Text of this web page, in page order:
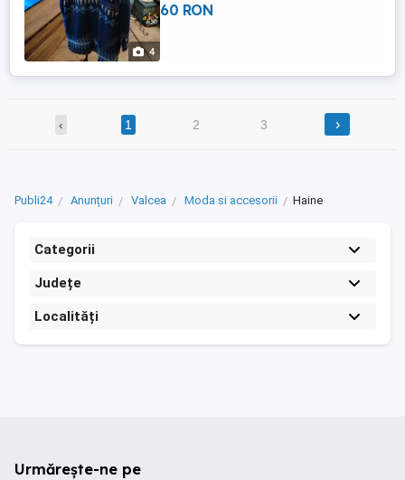
4
60 RON
‹ 1 2 3 ›
Publi24 Anunțuri Valcea Moda si accesorii Haine
Categorii
Județe
Localități
Urmărește-ne pe